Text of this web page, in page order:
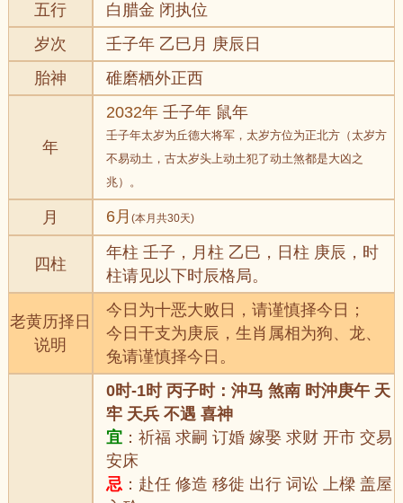
五行
白腊金 闭执位
岁次
壬子年 乙巳月 庚辰日
胎神
碓磨栖外正西
年
2032年 壬子年 鼠年
壬子年太岁为丘德大将军，太岁方位为正北方（太岁方
不易动土，古太岁头上动土犯了动土煞都是大凶之
兆）。
月 6月(本月共30天)
四柱
年柱 壬子，月柱 乙巳，日柱 庚辰，时
柱请见以下时辰格局。
老黄历择日
说明
今日为十恶大败日，请谨慎择今日；
今日干支为庚辰，生肖属相为狗、龙、
兔请谨慎择今日。
0时-1时 丙子时：沖马 煞南 时沖庚午 天
牢 天兵 不遇 喜神
宜 ：祈福 求嗣 订婚 嫁娶 求财 开市 交易
安床
忌 ：赴任 修造 移徙 出行 词讼 上樑 盖屋